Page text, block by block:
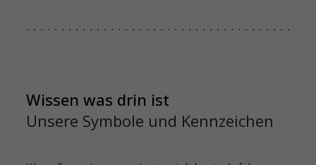
Wissen was drin ist
Unsere Symbole und Kennzeichen